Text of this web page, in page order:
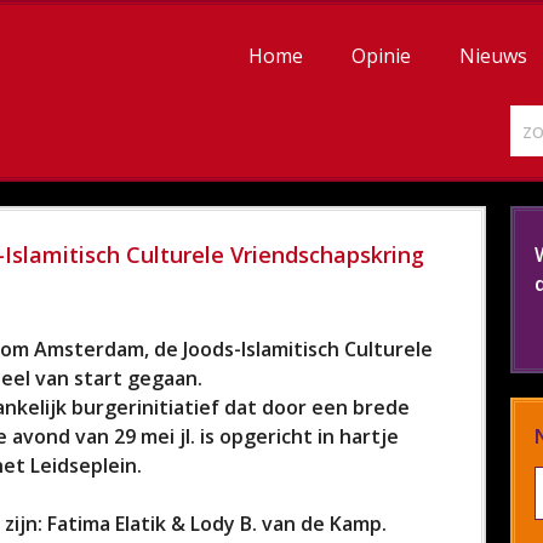
Home Opinie Nieuws
Culturele Vriendschapskring
Amsterdam, de Joods-Islamitisch Culturele
van start gegaan.
burgerinitiatief dat door een brede
avond van 29 mei jl. is opgericht in hartje
Leidseplein.
Fatima Elatik & Lody B. van de Kamp.